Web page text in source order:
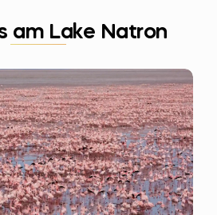
am Lake Natron